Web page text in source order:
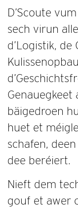
D’Scoute
sech virun
d’Logistik,
Genauegkeet
bäigedroen
huet et
schafen,
dee beréiert.
Nieft dem
gouf et awer